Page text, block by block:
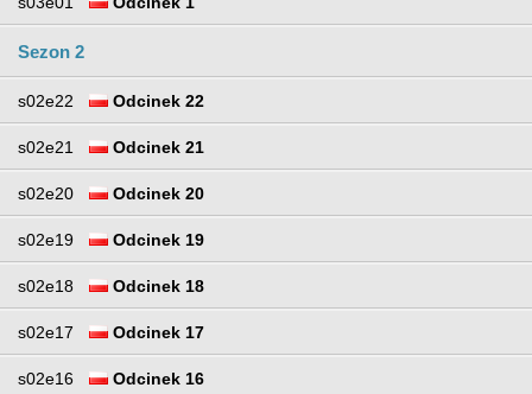
Sezon 2
s02e22 Odcinek 22
s02e21 Odcinek 21
s02e20 Odcinek 20
s02e19 Odcinek 19
s02e18 Odcinek 18
s02e17 Odcinek 17
s02e16 Odcinek 16